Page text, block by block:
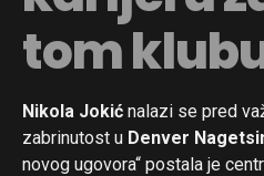
tom
Nikola Jokić nalazi se pred
zabrinutost u Denver
novog ugovora“ postala je